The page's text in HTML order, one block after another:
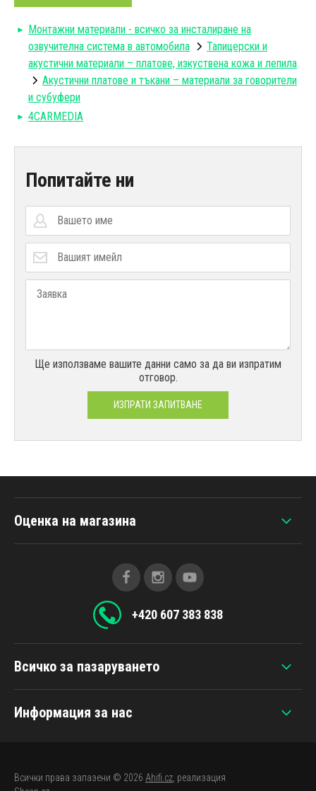
Монтажни материали - всичко за инсталиране на
озвучителна система в автомобила
Тапицерски и
акустични материали – платове, изкуствена кожа и лепила
Акустични платове и тъкани – материали за говорители
и субуфери
4CARMEDIA
Попитайте ни
Ще използваме вашите данни само за да ви изпратим
отговор.
ИЗПРАТИ ЗАПИТВАНЕ
Всичко за пазаруването
Информация за нас
Оценка на магазина
+420 607 383 838
Всички права запазени © 2026 Ahifi.cz , реализация